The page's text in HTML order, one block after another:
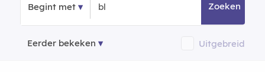
Begint met Zoeken
Eerder bekeken Uitgebreid